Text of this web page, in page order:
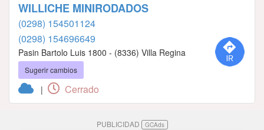
WILLICHE MINIRODADOS
(0298) 154501124
(0298) 154696649
Pasin Bartolo Luis 1800 - (8336) Villa Regina
Sugerir cambios
| Cerrado
PUBLICIDAD GCAds